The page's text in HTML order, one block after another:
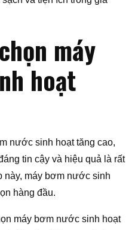
máy
hoạt
nước sinh hoạt tăng cao,
tin cậy và hiệu quả là rất
này, máy bơm nước sinh
hàng đầu.
máy bơm nước sinh hoạt